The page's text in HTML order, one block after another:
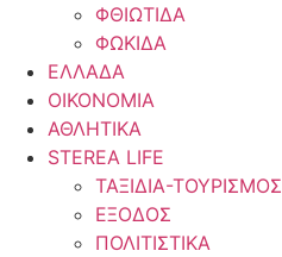
ΦΘΙΩΤΙΔΑ
ΦΩΚΙΔΑ
ΕΛΛΑΔΑ
ΟΙΚΟΝΟΜΙΑ
ΑΘΛΗΤΙΚΑ
STEREA LIFE
ΤΑΞΙΔΙΑ-ΤΟΥΡΙΣΜΟΣ
ΕΞΟΔΟΣ
ΠΟΛΙΤΙΣΤΙΚΑ